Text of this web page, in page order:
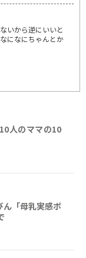
いから逆にいいと
になにちゃんとか
人のママの10
「母乳実感ボ